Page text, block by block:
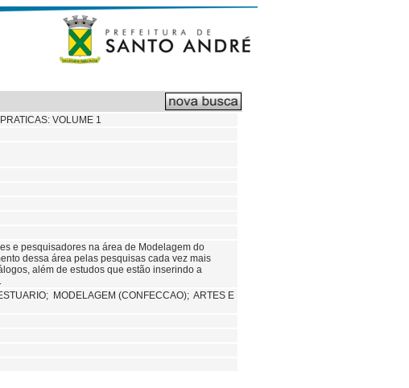
VOLUME 1
e pesquisadores na área de Modelagem do
dessa área pelas pesquisas cada vez mais
além de estudos que estão inserindo a
MODELAGEM (CONFECCAO); ARTES E